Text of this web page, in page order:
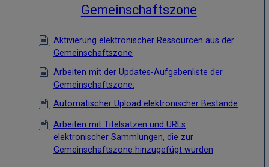
Gemeinschaftszone
Aktivierung elektronischer Ressourcen aus der
Gemeinschaftszone
Arbeiten mit der Updates-Aufgabenliste der
Gemeinschaftszone:
Automatischer Upload elektronischer Bestände
Arbeiten mit Titelsätzen und URLs
elektronischer Sammlungen, die zur
Gemeinschaftszone hinzugefügt wurden